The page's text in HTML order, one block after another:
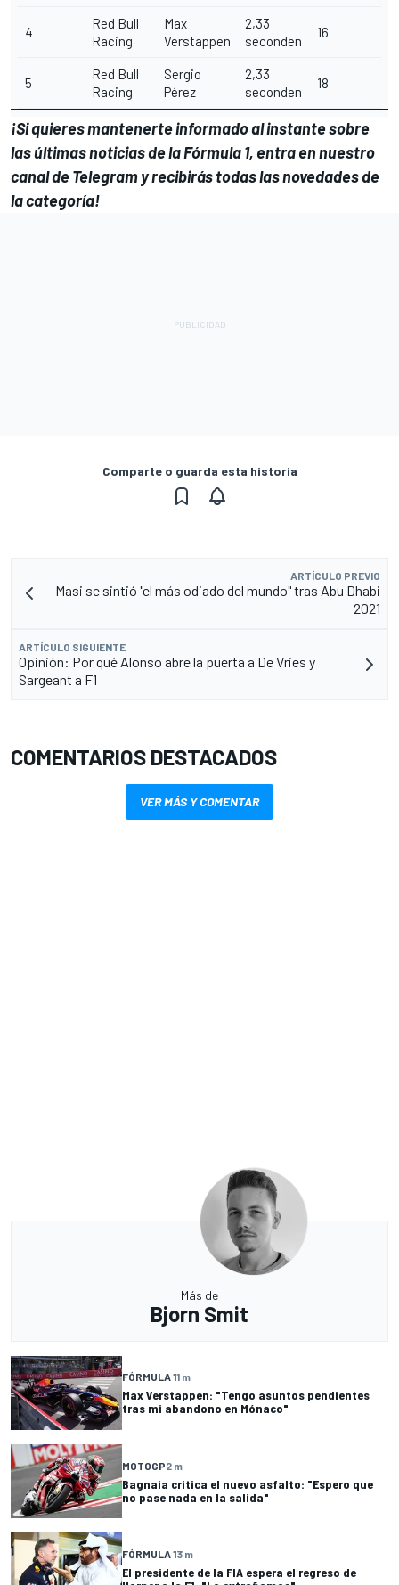
4
Red Bull
Racing
Max
Verstappen
2,33
seconden
16
5
Red Bull
Racing
Sergio
Pérez
2,33
seconden
18
¡Si quieres mantenerte informado al instante sobre
las últimas noticias de la Fórmula 1, entra ennuestro
canal de Telegramy recibirás todas las novedades de
la categoría!
Comparte o guarda esta historia
ARTÍCULO PREVIO
Masi se sintió "el más odiado del mundo" tras Abu Dhabi
2021
ARTÍCULO SIGUIENTE
Opinión: Por qué Alonso abre la puerta a De Vries y
Sargeant a F1
COMENTARIOS DESTACADOS
VER MÁS Y COMENTAR
Más de
Bjorn Smit
FÓRMULA 11 m
Max Verstappen: "Tengo asuntos pendientes
tras mi abandono en Mónaco"
MOTOGP2 m
Bagnaia critica el nuevo asfalto: "Espero que
no pase nada en la salida"
FÓRMULA 13 m
El presidente de la FIA espera el regreso de